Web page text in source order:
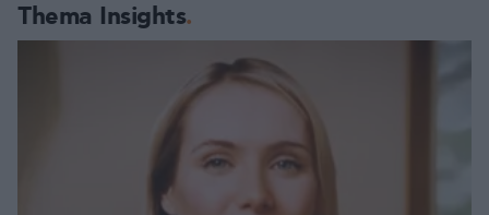
Thema Insights